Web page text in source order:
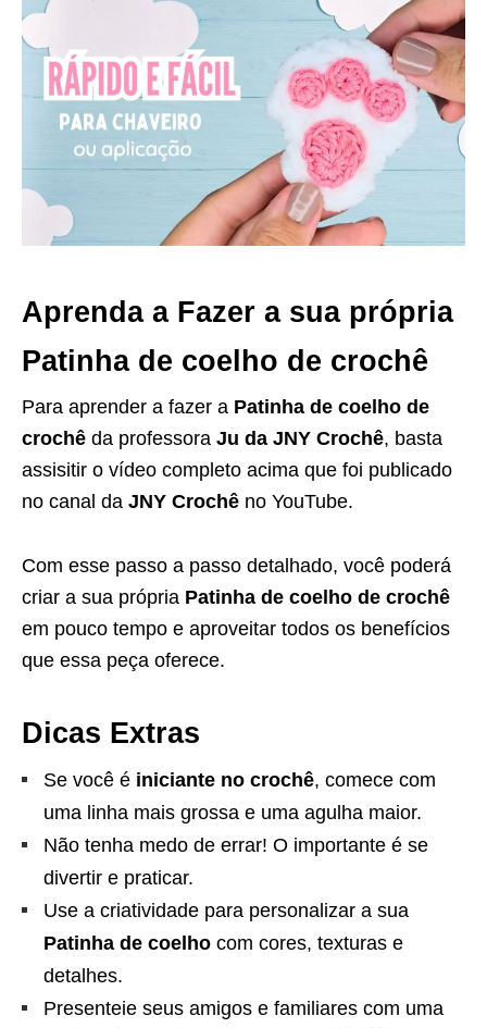
Aprenda a Fazer a sua própria
Patinha de coelho de crochê
Para aprender a fazer a Patinha de coelho de
crochê da professora Ju da JNY Crochê, basta
assisitir o vídeo completo acima que foi publicado
no canal da JNY Crochê no YouTube.
Com esse passo a passo detalhado, você poderá
criar a sua própria Patinha de coelho de crochê
em pouco tempo e aproveitar todos os benefícios
que essa peça oferece.
Dicas Extras
Se você é iniciante no crochê, comece com
uma linha mais grossa e uma agulha maior.
Não tenha medo de errar! O importante é se
divertir e praticar.
Use a criatividade para personalizar a sua
Patinha de coelho com cores, texturas e
detalhes.
Presenteie seus amigos e familiares com uma